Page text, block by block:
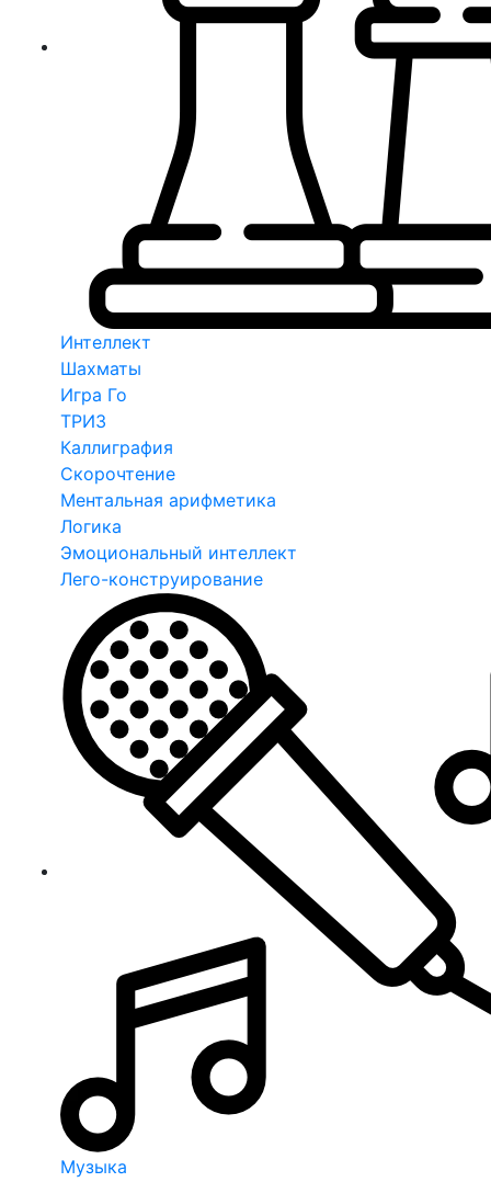
Интеллект
Шахматы
Игра Го
ТРИЗ
Каллиграфия
Скорочтение
Ментальная арифметика
Логика
Эмоциональный интеллект
Лего-конструирование
Музыка